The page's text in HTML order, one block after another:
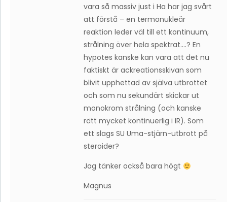
vara så massiv just i Ha har jag svårt
att förstå – en termonukleär
reaktion leder väl till ett kontinuum,
strålning över hela spektrat….? En
hypotes kanske kan vara att det nu
faktiskt är ackreationsskivan som
blivit upphettad av själva utbrottet
och som nu sekundärt skickar ut
monokrom strålning (och kanske
rätt mycket kontinuerlig i IR). Som
ett slags SU Uma-stjärn-utbrott på
steroider?
Jag tänker också bara högt
Magnus